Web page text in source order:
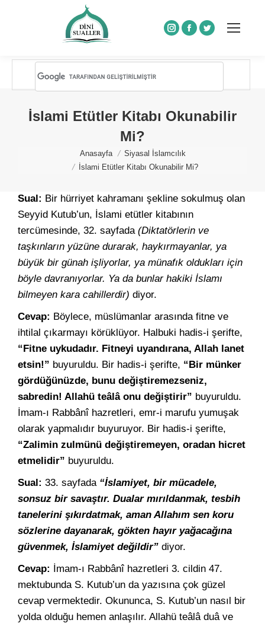
Instagram
Facebook
Twitter
İslami Etütler Kitabı Okunabilir
Mi?
Anasayfa
Siyasal İslamcılık
İslami Etütler Kitabı Okunabilir Mi?
Sual: Bir hürriyet kahramanı şekline sokulmuş olan
Seyyid Kutub’un, İslami etütler kitabının
tercümesinde, 32. sayfada (Diktatörlerin ve
taşkınların yüzüne durarak, haykırmayanlar, ya
büyük bir günah işliyorlar, ya münafık oldukları için
böyle davranıyorlar. Ya da bunlar hakiki İslamı
bilmeyen kara cahillerdir) diyor.
Cevap: Böylece, müslümanlar arasında fitne ve
ihtilal çıkarmayı körüklüyor. Halbuki hadis-i şerifte,
“Fitne uykudadır. Fitneyi uyandırana, Allah lanet
etsin!” buyuruldu. Bir hadis-i şerifte, “Bir münker
gördüğünüzde, bunu değiştiremezseniz,
sabredin! Allahü teâlâ onu değiştirir” buyuruldu.
İmam-ı Rabbânî hazretleri, emr-i marufu yumuşak
olarak yapmalıdır buyuruyor. Bir hadis-i şerifte,
“Zalimin zulmünü değiştiremeyen, oradan hicret
etmelidir” buyuruldu.
Sual: 33. sayfada “İslamiyet, bir mücadele,
sonsuz bir savaştır. Dualar mırıldanmak, tesbih
tanelerini şıkırdatmak, aman Allahım sen koru
sözlerine dayanarak, gökten hayır yağacağına
güvenmek, İslamiyet değildir” diyor.
Cevap: İmam-ı Rabbânî hazretleri 3. cildin 47.
mektubunda S. Kutub’un da yazısına çok güzel
cevap vermektedir. Okununca, S. Kutub’un nasıl bir
yolda olduğu hemen anlaşılır. Allahü teâlâ duâ ve